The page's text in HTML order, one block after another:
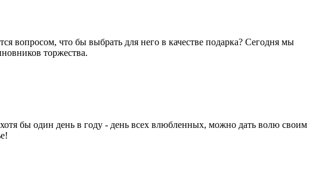
вопросом, что бы выбрать для него в качестве подарка? Сегодня мы
торжества.
бы один день в году - день всех влюбленных, можно дать волю своим